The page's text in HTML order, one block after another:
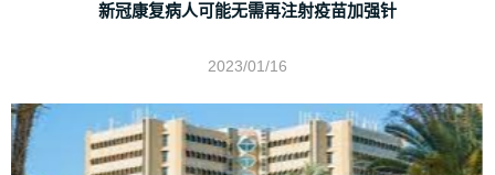
新冠康复病人可能无需再注射疫苗加强针
2023/01/16